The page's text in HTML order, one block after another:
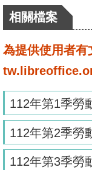
相關檔案
為提供使用者
112年第1季勞
112年第2季勞
112年第3季勞